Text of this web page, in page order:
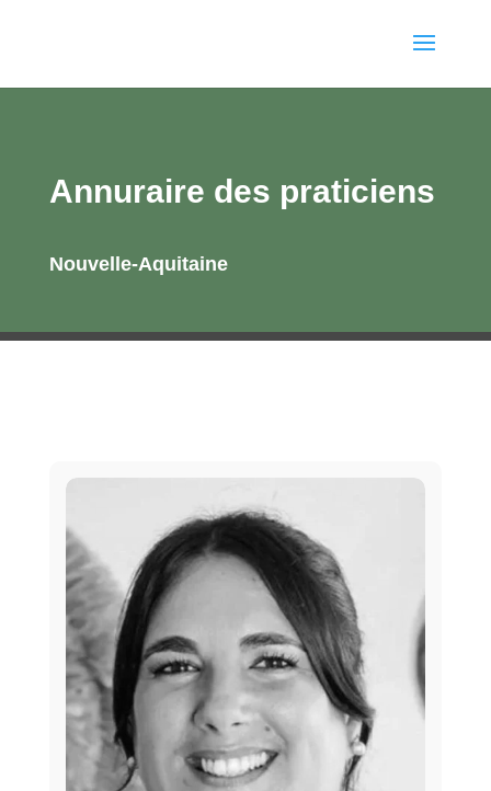
Annuraire des praticiens
Nouvelle-Aquitaine